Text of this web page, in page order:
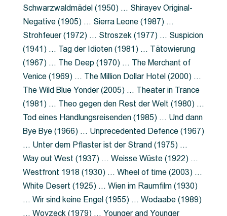
Schwarzwaldmädel (1950) … Shirayev Original-
Negative (1905) … Sierra Leone (1987) …
Strohfeuer (1972) … Stroszek (1977) … Suspicion
(1941) … Tag der Idioten (1981) … Tätowierung
(1967) … The Deep (1970) … The Merchant of
Venice (1969) … The Million Dollar Hotel (2000) …
The Wild Blue Yonder (2005) … Theater in Trance
(1981) … Theo gegen den Rest der Welt (1980) …
Tod eines Handlungsreisenden (1985) … Und dann
Bye Bye (1966) … Unprecedented Defence (1967)
… Unter dem Pflaster ist der Strand (1975) …
Way out West (1937) … Weisse Wüste (1922) …
Westfront 1918 (1930) … Wheel of time (2003) …
White Desert (1925) … Wien im Raumfilm (1930)
… Wir sind keine Engel (1955) … Wodaabe (1989)
… Woyzeck (1979) … Younger and Younger